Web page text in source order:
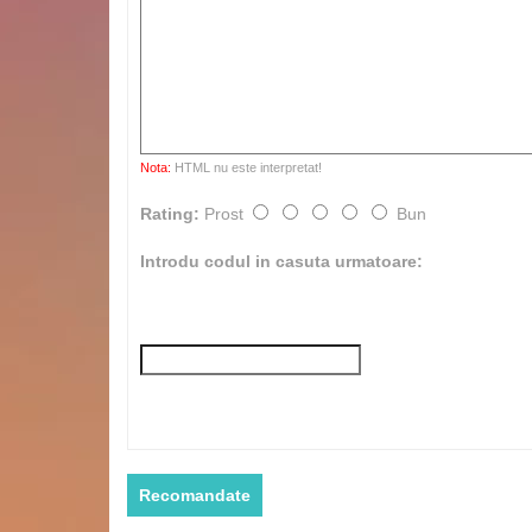
Nota: HTML nu este interpretat!
Rating: Prost Bun
Introdu codul in casuta urmatoare:
Recomandate